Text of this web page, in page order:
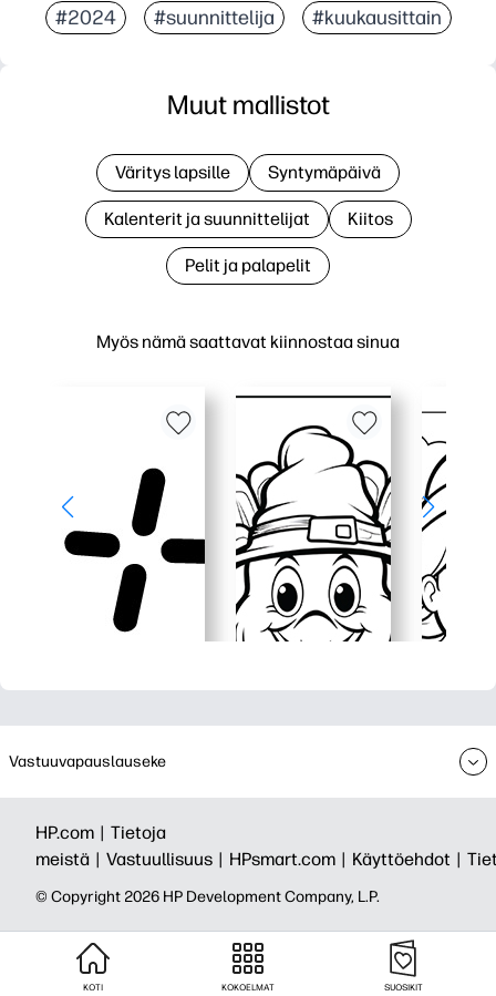
#2024 #suunnittelija #kuukausittain
Myös nämä saattavat kiinnostaa sinua
Muut mallistot
Väritys lapsille Syntymäpäivä
Kalenterit ja suunnittelijat Kiitos
Pelit ja palapelit
Vastuuvapauslauseke
HP.com | Tietoja
meistä | Vastuullisuus | HPsmart.com | Käyttöehdot |
© Copyright 2026 HP Development Company, L.P.
KOTI KOKOELMAT SUOSIKIT